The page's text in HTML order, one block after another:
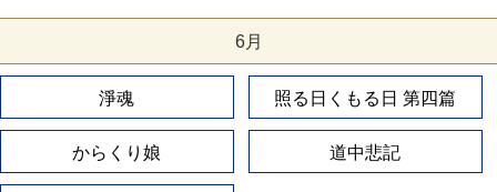
6月
淨魂 照る日くもる日 第四篇
からくり娘 道中悲記